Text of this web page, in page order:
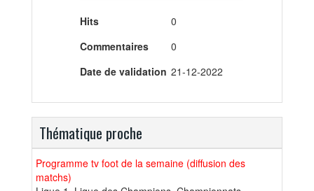
Hits
0
Commentaires
0
Date de validation 21-12-2022
Thématique proche
Programme tv foot de la semaine (diffusion des
matchs)